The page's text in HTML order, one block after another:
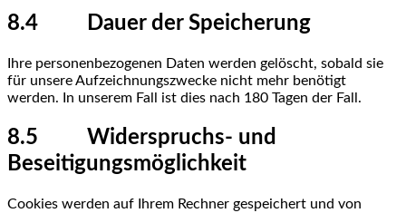
8.4 Dauer der Speicherung
Ihre personenbezogenen Daten werden gelöscht, sobald sie
für unsere Aufzeichnungszwecke nicht mehr benötigt
werden. In unserem Fall ist dies nach 180 Tagen der Fall.
8.5 Widerspruchs- und
Beseitigungsmöglichkeit
Cookies werden auf Ihrem Rechner gespeichert und von